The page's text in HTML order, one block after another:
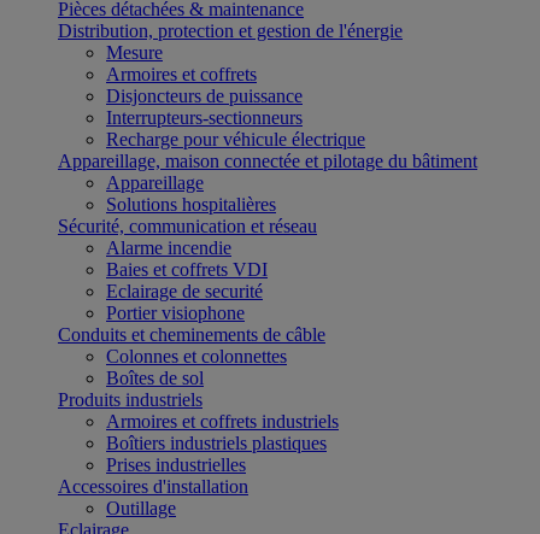
Pièces détachées & maintenance
Distribution, protection et gestion de l'énergie
Mesure
Armoires et coffrets
Disjoncteurs de puissance
Interrupteurs-sectionneurs
Recharge pour véhicule électrique
Appareillage, maison connectée et pilotage du bâtiment
Appareillage
Solutions hospitalières
Sécurité, communication et réseau
Alarme incendie
Baies et coffrets VDI
Eclairage de securité
Portier visiophone
Conduits et cheminements de câble
Colonnes et colonnettes
Boîtes de sol
Produits industriels
Armoires et coffrets industriels
Boîtiers industriels plastiques
Prises industrielles
Accessoires d'installation
Outillage
Eclairage